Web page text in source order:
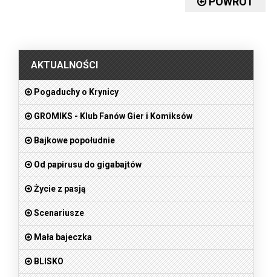
AKTUALNOŚCI
Pogaduchy o Krynicy
GROMIKS - Klub Fanów Gier i Komiksów
Bajkowe popołudnie
Od papirusu do gigabajtów
Życie z pasją
Scenariusze
Mała bajeczka
BLISKO